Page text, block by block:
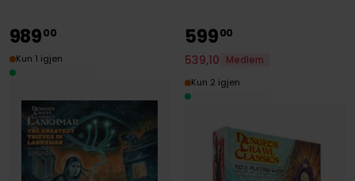
98900
Kun 1 igjen
59900
539,10
Medlem
Kun 2 igjen